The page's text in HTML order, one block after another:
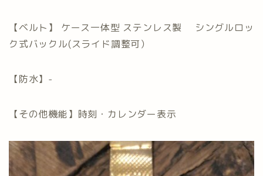
【ベルト】 ケース一体型 ステンレス製 シングルロッ
ク式バックル(スライド調整可）
【防水】-
【その他機能】時刻・カレンダー表示